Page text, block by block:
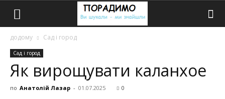
додому Сад і город
Сад і город
Як вирощувати каланхое
по Анатолій Лазар - 01.07.2025 0